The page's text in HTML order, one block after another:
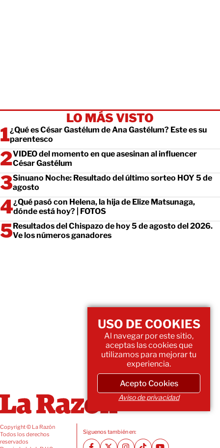
LO MÁS VISTO
¿Qué es César Gastélum de Ana Gastélum? Este es su
parentesco
VIDEO del momento en que asesinan al influencer
César Gastélum
Sinuano Noche: Resultado del último sorteo HOY 5 de
agosto
¿Qué pasó con Helena, la hija de Elize Matsunaga,
dónde está hoy? | FOTOS
Resultados del Chispazo de hoy 5 de agosto del 2026.
Ve los números ganadores
Copyright © La Razón
Todos los derechos
reservados
Siguenos también en:
USO DE COOKIES
Al navegar por este sitio,
aceptas las cookies que
utilizamos para mejorar tu
experiencia.
Acepto Cookies
Aviso de privacidad